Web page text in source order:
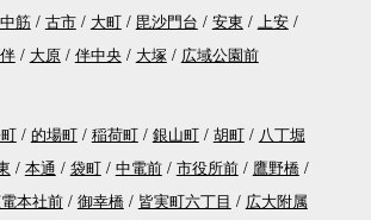
中筋 古市 大町 毘沙門台 安東
上安
伴 大原 伴中央 大塚 広域公園前
的場町 稲荷町 銀山町 胡町
八丁堀
本通 袋町 中電前 市役所前
鷹野橋
本社前 御幸橋 皆実町六丁目
広大附属